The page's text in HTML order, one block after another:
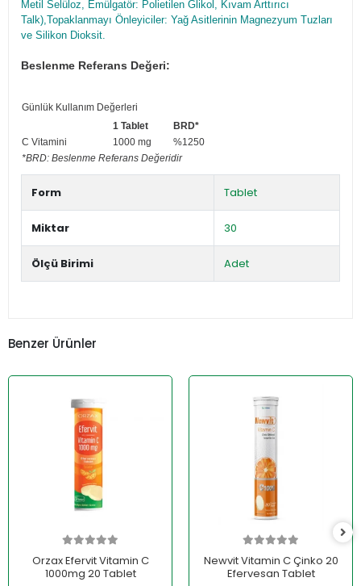
Metil Selüloz, Emülgatör: Polietilen Glikol, Kıvam Arttırıcı
Talk),Topaklanmayı Önleyiciler: Yağ Asitlerinin Magnezyum Tuzları
ve Silikon Dioksit.
Beslenme Referans Değeri:
Günlük Kullanım Değerleri
1 Tablet
BRD*
C Vitamini
1000 mg
%1250
*BRD: Beslenme Referans Değeridir
Form Tablet
Miktar 30
Ölçü Birimi Adet
Benzer Ürünler
Orzax Efervit Vitamin C
1000mg 20 Tablet
Newvit Vitamin C Çinko 20
Efervesan Tablet